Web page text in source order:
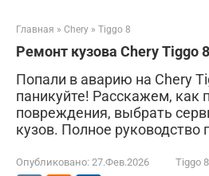
Главная » Chery » Tiggo 8
Ремонт кузова Chery Tiggo
Попали в аварию на Chery
паникуйте! Расскажем, как
повреждения, выбрать
кузов. Полное руководство
Опубликовано: 27.Фев.2026 Tiggo 8